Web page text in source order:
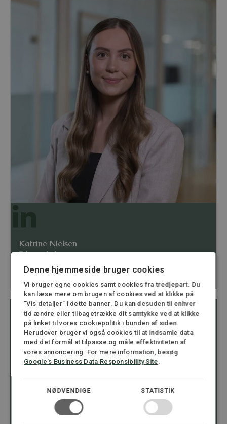
Katrine Nielsen
Erhvervsjurist
25 28 34 44
Denne hjemmeside bruger cookies
Vi bruger egne cookies samt cookies fra tredjepart. Du
kan læse mere om brugen af cookies ved at klikke på
”Vis detaljer” i dette banner. Du kan desuden til enhver
tid ændre eller tilbagetrække dit samtykke ved at klikke
på linket til vores cookiepolitik i bunden af siden.
Herudover bruger vi også cookies til at indsamle data
med det formål at tilpasse og måle effektiviteten af
vores annoncering. For mere information, besøg
Google's Business Data Responsibility Site
NØDVENDIGE STATISTIK